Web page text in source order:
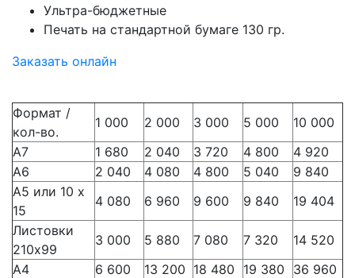
Ультра-бюджетные
Печать на стандартной бумаге 130 гр.
Заказать онлайн
Формат /
кол-во.
1 000 2 000 3 000 5 000
10 000
А7
1 680 2 040 3 720 4 800
4 920
А6
2 040 4 080 4 800 5 040
9 840
А5 или 10 х
15
4 080 6 960 9 600 9 840
19 404
Листовки
210х99
3 000 5 880 7 080 7 320
14 520
А4
6 600 13 200 18 480 19 380
36 960